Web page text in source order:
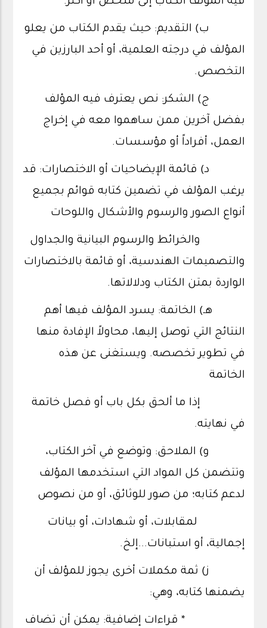
ب) التقديم: حيث يقدم الكتاب من يعلو
المؤلف في درجته العلمية، أو أحد البارزين في
التخصص.
ج) الشكر: نص يعترف فيه المؤلف
بفضل آخرين ممن ساهموا معه في إخراج
العمل، أفراداً أو مؤسسات.
د) قائمة الإيضاحيات أو الاختصارات: قد
يرغب المؤلف في تضمين كتابه قوائم بجميع
أنواع الصور والرسوم والأشكال واللوحات
والخرائط والرسوم البيانية والجداول
والتصميمات الهندسية، أو قائمة بالاختصارات
الواردة بمتن الكتاب ودلالاتها.
هـ) الخاتمة: يسرد المؤلف فيها أهم
النتائج التي توصل إليها، محاولاً الإفادة منها
في تطوير تخصصه. ويستغنى عن هذه
الخاتمة
إذا ما ألحق بكل باب أو فصل خاتمة
في نهايته.
و) الملاحق: وتوضع في آخر الكتاب،
وتتضمن كل المواد التي استخدمها المؤلف
لدعم كتابه؛ من صور للوثائق، أو من نصوص
لمقابلات، أو شهادات، أو بيانات
إجمالية، أو استبانات...إلخ.
ز) ثمة مكملات أخرى يجوز للمؤلف أن
يضمنها كتابه، وهي:
* قراءات إضافية: يمكن أن تضاف